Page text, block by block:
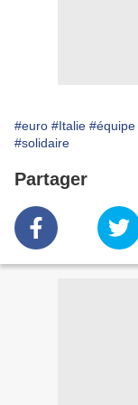
#euro #Italie #équipe
#solidaire
Partager